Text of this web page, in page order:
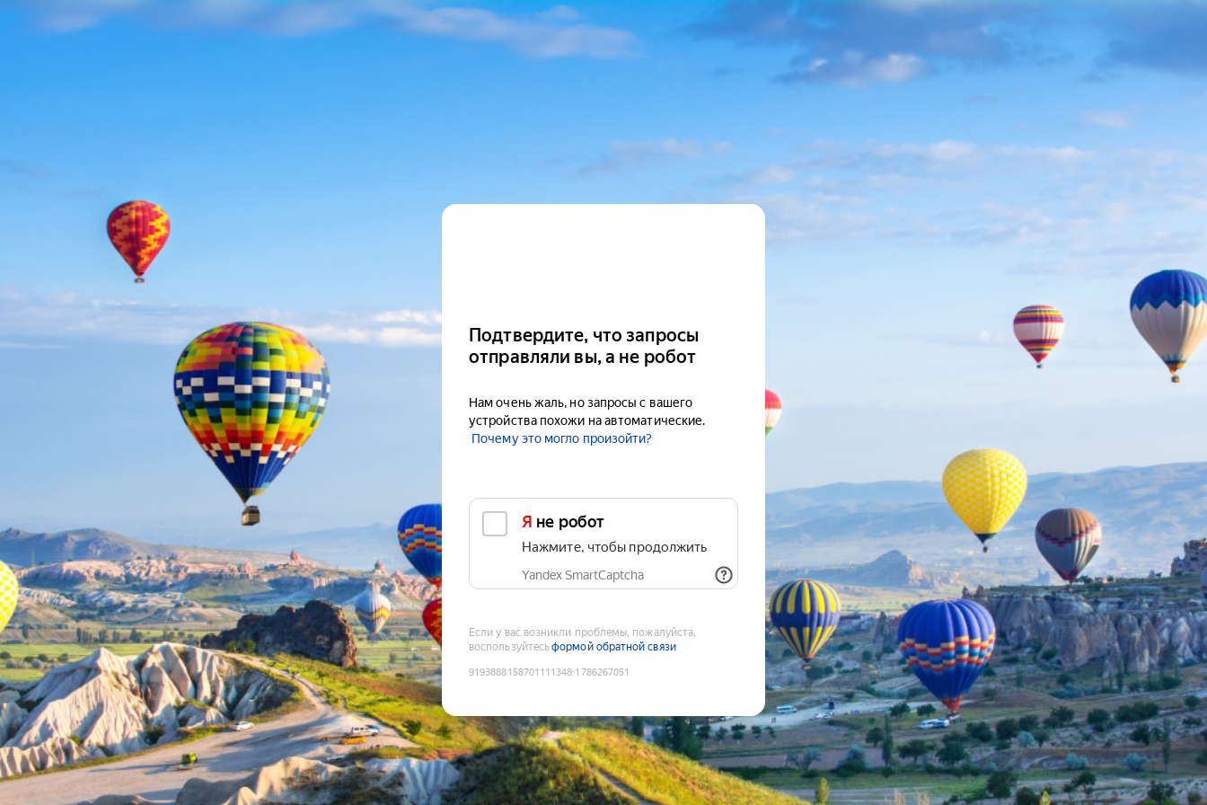
Подтвердите, что запросы
отправляли вы, а не робот
Нам очень жаль, но запросы с вашего
устройства похожи на автоматические.
Почему это могло произойти?
Я не робот
Нажмите, чтобы продолжить
Yandex SmartCaptcha
Если у вас возникли проблемы, пожалуйста,
воспользуйтесьформой обратной связи
9193888158701111348:1786267051